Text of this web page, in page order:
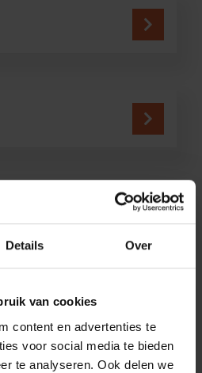
Details Over
van cookies
content en advertenties te
voor social media te bieden
te analyseren. Ook delen we